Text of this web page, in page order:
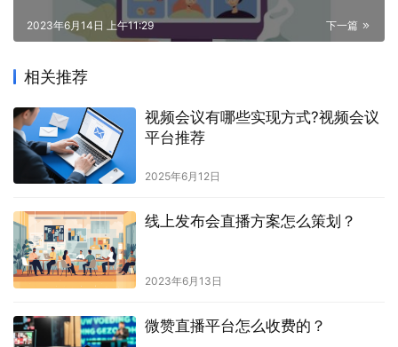
下一篇
2023年6月14日 上午11:29
相关推荐
视频会议有哪些实现方式?视频会议
平台推荐
2025年6月12日
线上发布会直播方案怎么策划？
2023年6月13日
微赞直播平台怎么收费的？